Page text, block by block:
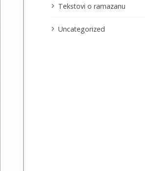
Tekstovi o ramazanu
Uncategorized